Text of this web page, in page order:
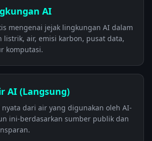
AI
mengenai jejak lingkungan AI dalam
listrik, air, emisi karbon, pusat data,
komputasi.
AI (Langsung)
nyata dari air yang digunakan oleh AI-
ini-berdasarkan sumber publik dan